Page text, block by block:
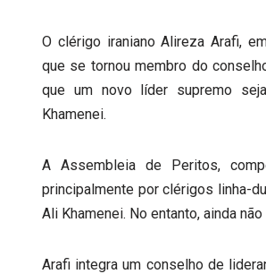
O clérigo iraniano Alireza Arafi,
que se tornou membro do
que um novo líder supremo
Khamenei.
A Assembleia de Peritos,
principalmente por clérigos linha-
Ali Khamenei. No entanto, ainda
Arafi integra um conselho de